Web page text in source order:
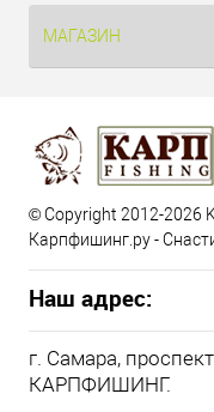
МАГАЗИН
© Copyright 2012-2026
Карпфишинг.ру -
Наш адрес:
г. Самара,
КАРПФИШИНГ.